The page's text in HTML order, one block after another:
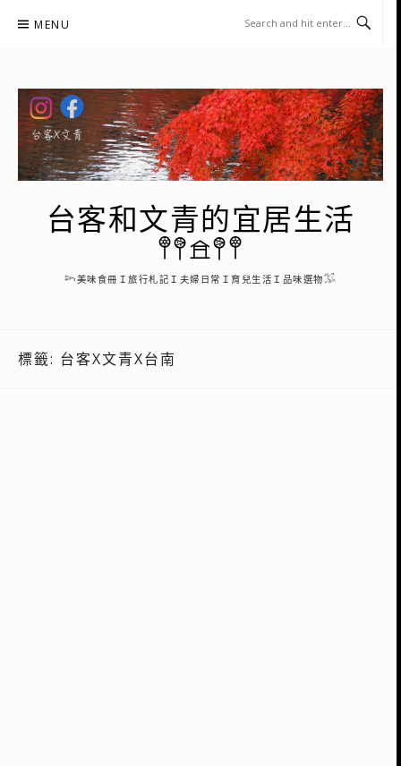
MENU
台客和文青的宜居生活
𖤣𖤥𖠿𖤥𖤣
𓆸美味食冊Ｉ旅行札記Ｉ夫婦日常Ｉ育兒生活Ｉ品味選物𓅮
標籤: 台客X文青X台南